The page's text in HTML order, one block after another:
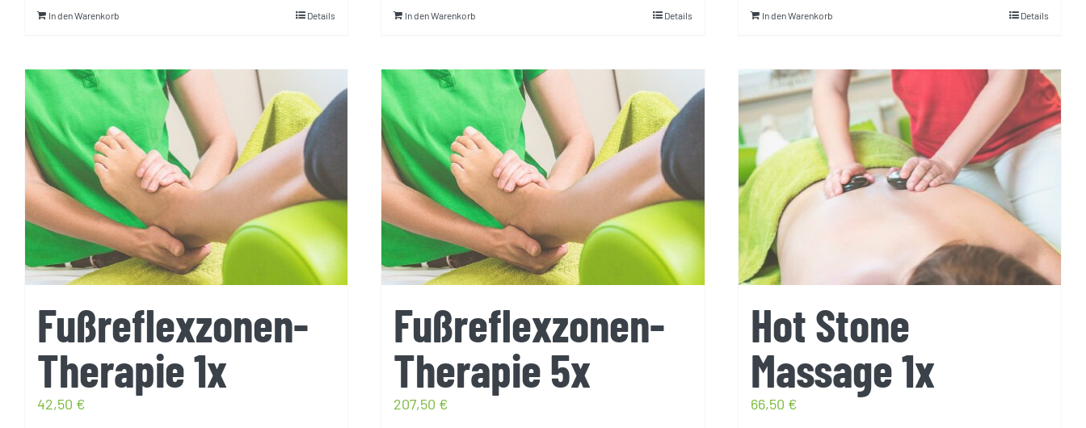
In den Warenkorb Details In den Warenkorb Details In den Warenkorb Details
Fußreflexzonen-
Therapie 1x
42,50 €
Fußreflexzonen-
Therapie 5x
207,50 €
Hot Stone
Massage 1x
66,50 €